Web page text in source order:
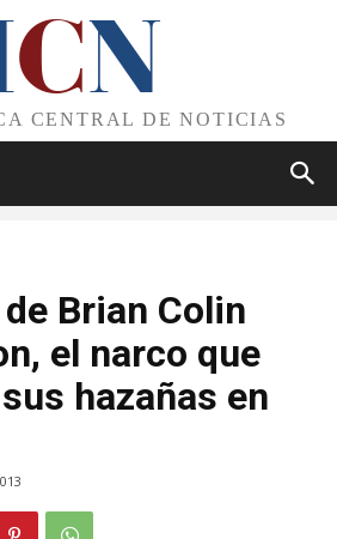
CN
CENTRAL DE NOTICIAS
Brian Colin
el narco que
hazañas en